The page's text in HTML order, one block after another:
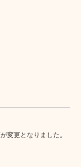
変更となりました。